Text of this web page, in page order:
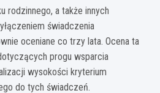
rodzinnego, a także innych
świadczenia
oceniane co trzy lata. Ocena ta
progu wsparcia
wysokości kryterium
do tych świadczeń.